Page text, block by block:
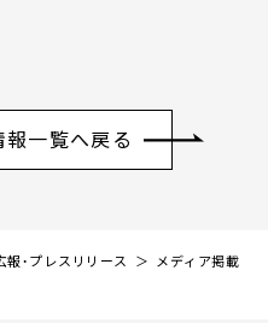
一覧へ戻る
報・プレスリリース
メディア掲載